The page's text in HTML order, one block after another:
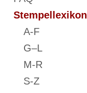
Stempellexikon
A-F
G–L
M-R
S-Z